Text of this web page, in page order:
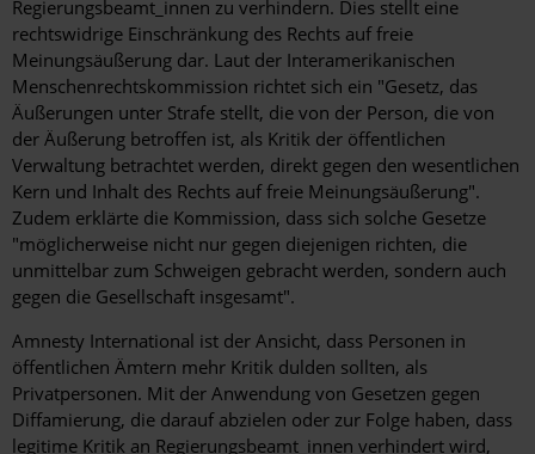
Regierungsbeamt_innen zu verhindern. Dies stellt eine
rechtswidrige Einschränkung des Rechts auf freie
Meinungsäußerung dar. Laut der Interamerikanischen
Menschenrechtskommission richtet sich ein "Gesetz, das
Äußerungen unter Strafe stellt, die von der Person, die von
der Äußerung betroffen ist, als Kritik der öffentlichen
Verwaltung betrachtet werden, direkt gegen den wesentlichen
Kern und Inhalt des Rechts auf freie Meinungsäußerung".
Zudem erklärte die Kommission, dass sich solche Gesetze
"möglicherweise nicht nur gegen diejenigen richten, die
unmittelbar zum Schweigen gebracht werden, sondern auch
gegen die Gesellschaft insgesamt".
Amnesty International ist der Ansicht, dass Personen in
öffentlichen Ämtern mehr Kritik dulden sollten, als
Privatpersonen. Mit der Anwendung von Gesetzen gegen
Diffamierung, die darauf abzielen oder zur Folge haben, dass
legitime Kritik an Regierungsbeamt_innen verhindert wird,